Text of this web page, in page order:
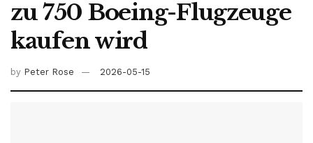
zu 750 Boeing-Flugzeuge
kaufen wird
by Peter Rose 2026-05-15